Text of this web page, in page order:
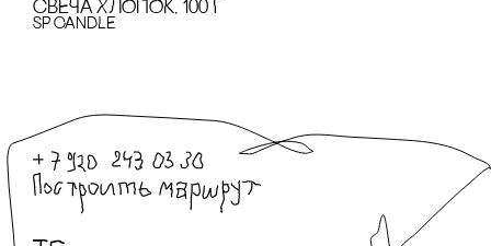
сВЕЧА ХЛОПОК, 100 Г
SP CANDLE